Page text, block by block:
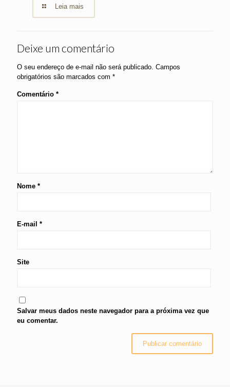
Leia mais
Deixe um comentário
O seu endereço de e-mail não será publicado. Campos
obrigatórios são marcados com *
Comentário *
Nome *
E-mail *
Site
Salvar meus dados neste navegador para a próxima vez que
eu comentar.